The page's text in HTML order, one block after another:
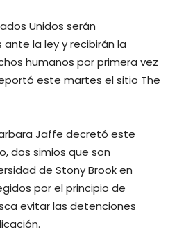
Unidos serán
la ley y recibirán la
humanos por primera vez
este martes el sitio The
Jaffe decretó este
dos simios que son
de Stony Brook en
por el principio de
evitar las detenciones